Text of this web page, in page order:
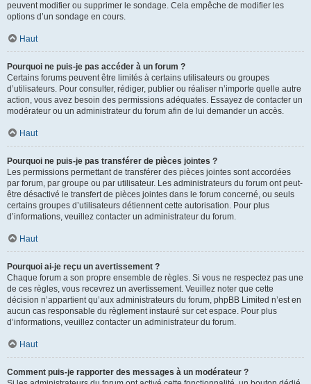
peuvent modifier ou supprimer le sondage. Cela empêche de modifier les
options d’un sondage en cours.
Haut
Pourquoi ne puis-je pas accéder à un forum ?
Certains forums peuvent être limités à certains utilisateurs ou groupes
d’utilisateurs. Pour consulter, rédiger, publier ou réaliser n’importe quelle autre
action, vous avez besoin des permissions adéquates. Essayez de contacter un
modérateur ou un administrateur du forum afin de lui demander un accès.
Haut
Pourquoi ne puis-je pas transférer de pièces jointes ?
Les permissions permettant de transférer des pièces jointes sont accordées
par forum, par groupe ou par utilisateur. Les administrateurs du forum ont peut-
être désactivé le transfert de pièces jointes dans le forum concerné, ou seuls
certains groupes d’utilisateurs détiennent cette autorisation. Pour plus
d’informations, veuillez contacter un administrateur du forum.
Haut
Pourquoi ai-je reçu un avertissement ?
Chaque forum a son propre ensemble de règles. Si vous ne respectez pas une
de ces règles, vous recevrez un avertissement. Veuillez noter que cette
décision n’appartient qu’aux administrateurs du forum, phpBB Limited n’est en
aucun cas responsable du règlement instauré sur cet espace. Pour plus
d’informations, veuillez contacter un administrateur du forum.
Haut
Comment puis-je rapporter des messages à un modérateur ?